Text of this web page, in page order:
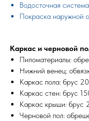
Водосточная
Покраска наружной
Каркас и черновой
Пиломатериалы:
Нижний венец:
Каркас пола: брус
Каркас стен: брус
Каркас крыши: брус
Черновой пол: